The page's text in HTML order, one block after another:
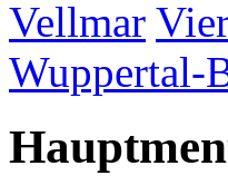
Vellmar
Wuppertal-